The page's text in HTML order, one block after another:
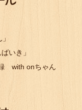
いき」
with onちゃん